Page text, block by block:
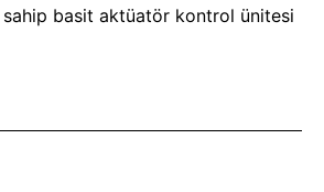
basit aktüatör kontrol ünitesi